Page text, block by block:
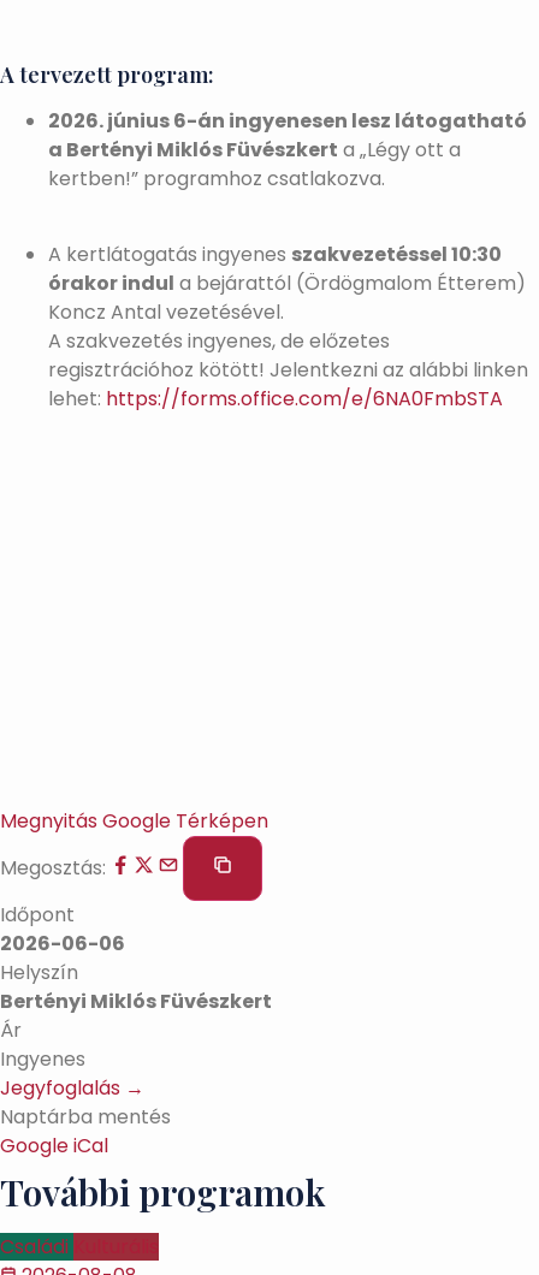
A tervezett program:
2026. június 6-án ingyenesen lesz látogatható
a Bertényi Miklós Füvészkert a „Légy ott a
kertben!” programhoz csatlakozva.
A kertlátogatás ingyenes szakvezetéssel 10:30
órakor indul a bejárattól (Ördögmalom Étterem)
Koncz Antal vezetésével.
A szakvezetés ingyenes, de előzetes
regisztrációhoz kötött! Jelentkezni az alábbi linken
lehet: https://forms.office.com/e/6NA0FmbSTA
Megnyitás Google Térképen
Megosztás:
Időpont
2026-06-06
Helyszín
Bertényi Miklós Füvészkert
Ár
Ingyenes
Jegyfoglalás →
Naptárba mentés
GoogleiCal
További programok
Családi